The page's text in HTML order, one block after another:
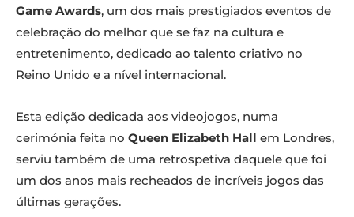
Game Awards, um dos mais prestigiados eventos de
celebração do melhor que se faz na cultura e
entretenimento, dedicado ao talento criativo no
Reino Unido e a nível internacional.
Esta edição dedicada aos videojogos, numa
cerimónia feita no Queen Elizabeth Hall em Londres,
serviu também de uma retrospetiva daquele que foi
um dos anos mais recheados de incríveis jogos das
últimas gerações.